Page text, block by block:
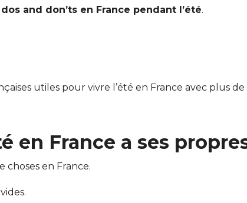
dos and don’ts en France pendant l’été.
utiles pour vivre l’été en France avec plus
en France a ses
choses en France.